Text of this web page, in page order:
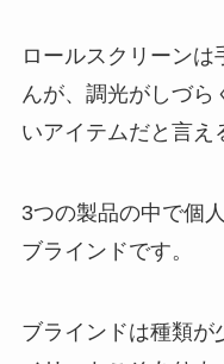
ロールスクリーン
んが、調光がしづら
いアイテムだと言え
3つの製品の中で個
ブラインドです。
ブラインドは種類が